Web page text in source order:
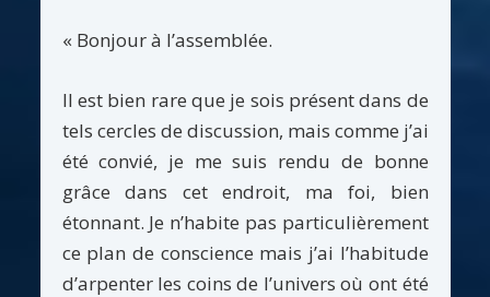
« Bonjour à l’assemblée.
Il est bien rare que je sois présent dans de
tels cercles de discussion, mais comme j’ai
été convié, je me suis rendu de bonne
grâce dans cet endroit, ma foi, bien
étonnant. Je n’habite pas particulièrement
ce plan de conscience mais j’ai l’habitude
d’arpenter les coins de l’univers où ont été